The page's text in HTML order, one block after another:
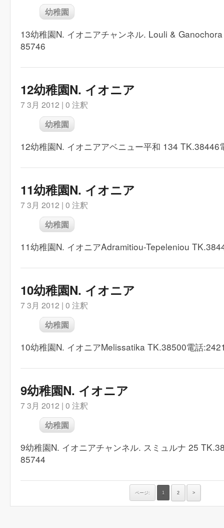
幼稚園
13幼稚園N. イオニアチャンネル. Louli &
85746
12幼稚園N. イオニア
7 3月 2012 | 0 注釈
幼稚園
12幼稚園N. イオニアアベニュー平和 134
11幼稚園N. イオニア
7 3月 2012 | 0 注釈
幼稚園
11幼稚園N. イオニアAdramitiou-Tepeleniou
10幼稚園N. イオニア
7 3月 2012 | 0 注釈
幼稚園
10幼稚園N. イオニアMelissatika TK.38500電話
9幼稚園N. イオニア
7 3月 2012 | 0 注釈
幼稚園
9幼稚園N. イオニアチャンネル. スミュルナ 25
85744
ページ: 1 2 >